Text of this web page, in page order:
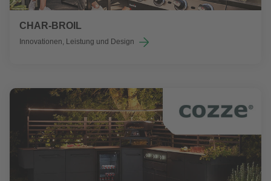
CHAR-BROIL
Innovationen, Leistung und Design